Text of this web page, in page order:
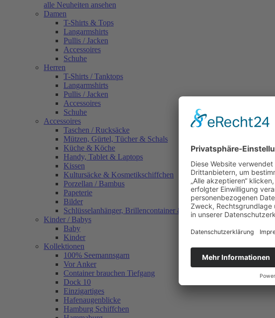
alle Neuheiten ansehen
Damen
T-Shirts & Tops
Langarmshirts
Pullis / Jacken
Accessoires
Schuhe
Herren
T-Shirts / Tanktops
Langarmshirts
Pullis / Jacken
Accessoires
Schuhe
Accessoires
Taschen / Rucksäcke
Mützen, Gürtel, Tücher & Schals
Küche & Köche
Handy, Tablet & Laptops
Kissen
Kultursäcke & Kosmetikschiffchen
Porzellan / Bambus
Papeterie
Bilder
Schlüsselanhänger, Brillencontainer & mehr
Kinder / Babys
Baby
Kinder
Kollektionen
100% Seemannsgarn
Vor Anker
Container brauchen Tiefgang
Dock 10
Einzigartiges
Hafenaugen­blicke
Hamburg Schiffchen